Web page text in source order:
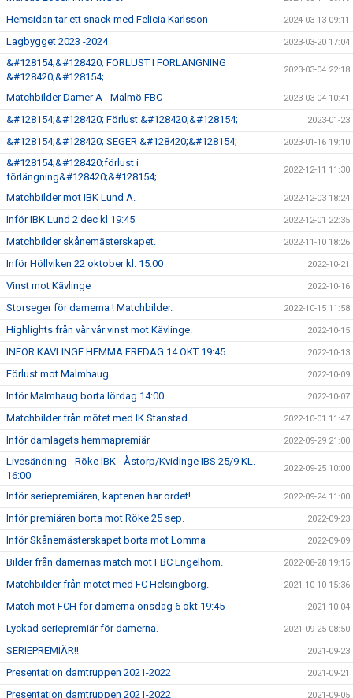
Hemsidan tar ett snack med Felicia Karlsson 2024-03-13 09:11
Lagbygget 2023 -2024 2023-03-20 17:04
&#128154;&#128420; FÖRLUST I FÖRLÄNGNING
&#128420;&#128154;
2023-03-04 22:18
Matchbilder Damer A - Malmö FBC 2023-03-04 10:41
&#128154;&#128420; Förlust &#128420;&#128154; 2023-01-23
&#128154;&#128420; SEGER &#128420;&#128154; 2023-01-16 19:10
&#128154;&#128420;förlust i
förlängning&#128420;&#128154;
2022-12-11 11:30
Matchbilder mot IBK Lund A. 2022-12-03 18:24
Inför IBK Lund 2 dec kl 19:45 2022-12-01 22:35
Matchbilder skånemästerskapet. 2022-11-10 18:26
Inför Höllviken 22 oktober kl. 15:00 2022-10-21
Vinst mot Kävlinge 2022-10-16
Storseger för damerna ! Matchbilder. 2022-10-15 11:58
Highlights från vår vår vinst mot Kävlinge. 2022-10-15
INFÖR KÄVLINGE HEMMA FREDAG 14 OKT 19:45 2022-10-13
Förlust mot Malmhaug 2022-10-09
Inför Malmhaug borta lördag 14:00 2022-10-07
Matchbilder från mötet med IK Stanstad. 2022-10-01 11:47
Inför damlagets hemmapremiär 2022-09-29 21:00
Livesändning - Röke IBK - Åstorp/Kvidinge IBS 25/9 KL.
16:00
2022-09-25 10:00
Inför seriepremiären, kaptenen har ordet! 2022-09-24 11:00
Inför premiären borta mot Röke 25 sep. 2022-09-23
Inför Skånemästerskapet borta mot Lomma 2022-09-09
Bilder från damernas match mot FBC Engelhom. 2022-08-28 19:15
Matchbilder från mötet med FC Helsingborg. 2021-10-10 15:36
Match mot FCH för damerna onsdag 6 okt 19:45 2021-10-04
Lyckad seriepremiär för damerna. 2021-09-25 08:50
SERIEPREMIÄR!! 2021-09-23
Presentation damtruppen 2021-2022 2021-09-21
Presentation damtruppen 2021-2022 2021-09-05